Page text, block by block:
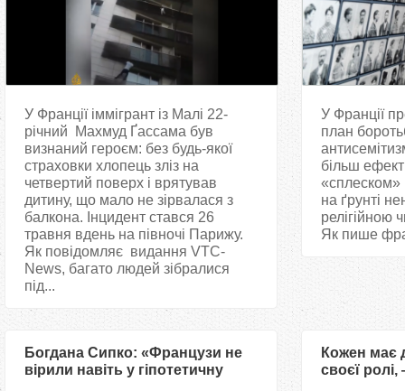
У Франції іммігрант із Малі 22-
річний Махмуд Ґассама був
визнаний героєм: без будь-якої
страховки хлопець зліз на
четвертий поверх і врятував
дитину, що мало не зірвалася з
балкона. Інцидент стався 26
травня вдень на півночі Парижу.
Як повідомляє видання VTC-
News, багато людей зібралися
під...
У Франції
план
більш
«сплеском»
на ґрунті
релігійною
Як пише
Богдана Сипко: «Французи не
вірили навіть у гіпотетичну
Кожен має
своєї